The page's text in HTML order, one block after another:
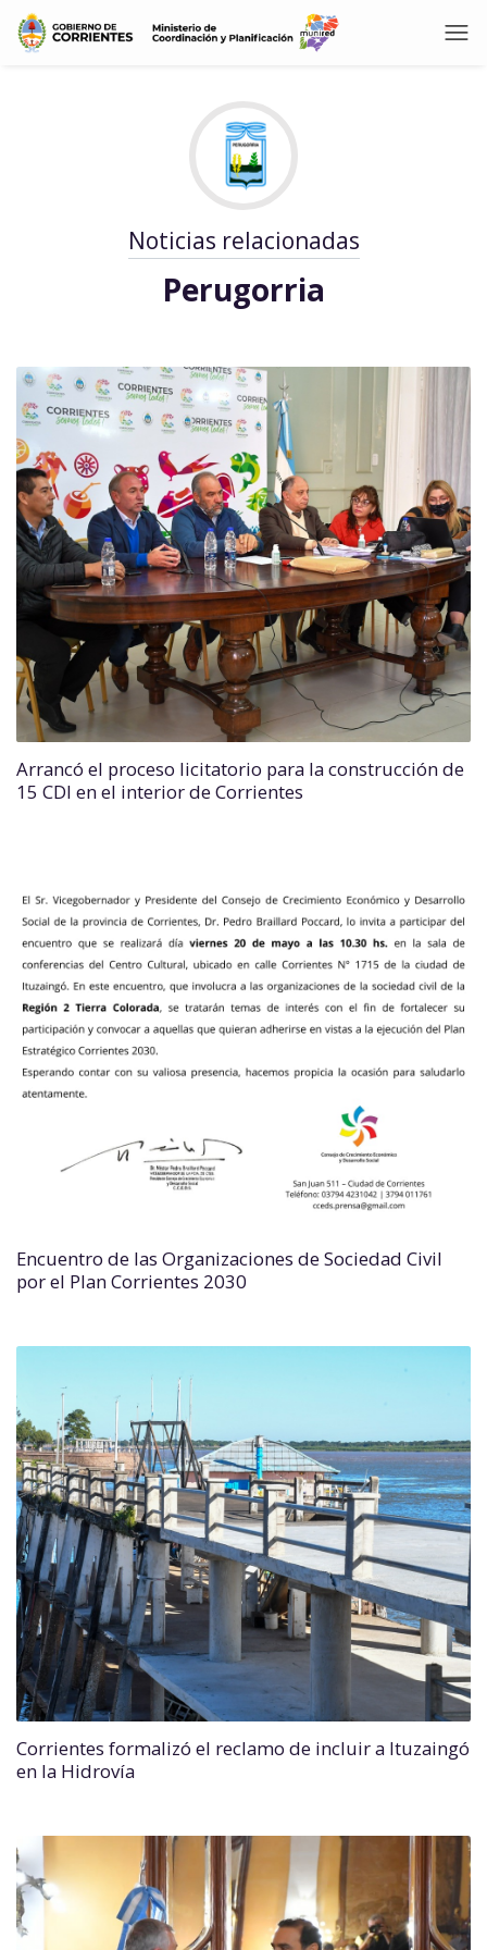
Noticias relacionadas
Perugorria
Arrancó el proceso licitatorio para la construcción de
15 CDI en el interior de Corrientes
Encuentro de las Organizaciones de Sociedad Civil
por el Plan Corrientes 2030
Corrientes formalizó el reclamo de incluir a Ituzaingó
en la Hidrovía